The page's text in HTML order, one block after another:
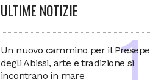
ULTIME NOTIZIE
Un nuovo cammino per il Presepe
degli Abissi, arte e tradizione si
incontrano in mare